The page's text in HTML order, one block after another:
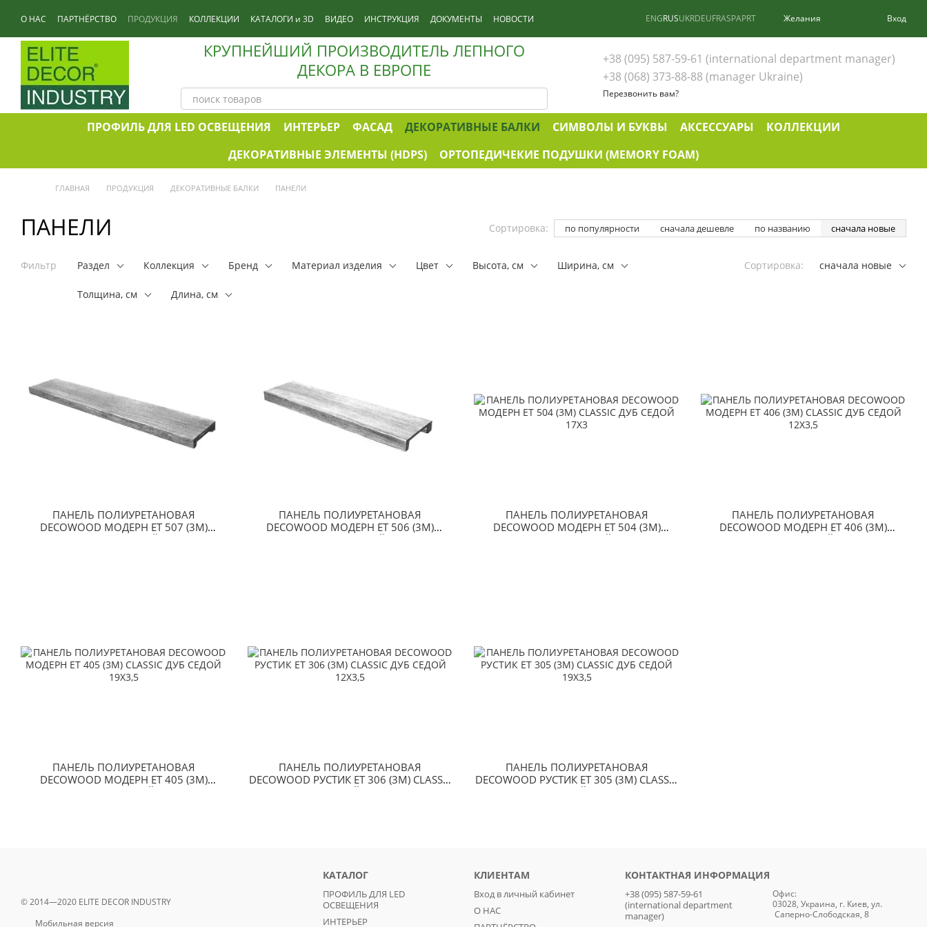
О НАС ПАРТНЁРСТВО ПРОДУКЦИЯ КОЛЛЕКЦИИ КАТАЛОГИ и 3D ВИДЕО ИНСТРУКЦИЯ ДОКУМЕНТЫ
НОВОСТИ
ENGRUSUKRDEUFRASPAPRT Желания Вход
КРУПНЕЙШИЙ ПРОИЗВОДИТЕЛЬ ЛЕПНОГО
ДЕКОРА В ЕВРОПЕ
+38 (095) 587-59-61 (international department manager)
+38 (068) 373-88-88 (manager Ukraine)
Перезвонить вам?
ПРОФИЛЬ ДЛЯ LED ОСВЕЩЕНИЯ ИНТЕРЬЕР ФАСАД ДЕКОРАТИВНЫЕ БАЛКИ СИМВОЛЫ И БУКВЫ АКСЕССУАРЫ
КОЛЛЕКЦИИ
ДЕКОРАТИВНЫЕ ЭЛЕМЕНТЫ (HDPS)
ОРТОПЕДИЧЕКИЕ ПОДУШКИ (MEMORY FOAM)
ГЛАВНАЯ ПРОДУКЦИЯ ДЕКОРАТИВНЫЕ БАЛКИ ПАНЕЛИ
ПАНЕЛИ Сортировка: по популярности сначала дешевле по названию сначала новые
Фильтр Раздел Коллекция Бренд Материал изделия Цвет Высота, см Ширина, см
Толщина, см Длина, см
Сортировка: сначала новые
ПАНЕЛЬ ПОЛИУРЕТАНОВАЯ
DECOWOOD МОДЕРН ET 507 (3М)
ПАНЕЛЬ ПОЛИУРЕТАНОВАЯ
DECOWOOD МОДЕРН ET 506 (3М)
ПАНЕЛЬ ПОЛИУРЕТАНОВАЯ
DECOWOOD МОДЕРН ET 504 (3М)
ПАНЕЛЬ ПОЛИУРЕТАНОВАЯ
DECOWOOD МОДЕРН ET 406 (3М)
ПАНЕЛЬ ПОЛИУРЕТАНОВАЯ
DECOWOOD МОДЕРН ET 405 (3М)
ПАНЕЛЬ ПОЛИУРЕТАНОВАЯ
DECOWOOD РУСТИК ET 306 (3М) CLASSIC
ПАНЕЛЬ ПОЛИУРЕТАНОВАЯ
DECOWOOD РУСТИК ET 305 (3М) CLASSIC
© 2014—2020 ELITE DECOR INDUSTRY
Мобильная версия
КАТАЛОГ
ПРОФИЛЬ ДЛЯ LED
ОСВЕЩЕНИЯ
ИНТЕРЬЕР
КЛИЕНТАМ
Вход в личный кабинет
О НАС
КОНТАКТНАЯ ИНФОРМАЦИЯ
+38 (095) 587-59-61
(international department
manager)
Офис:
03028, Украина, г. Киев, ул.
Саперно-Слободская, 8